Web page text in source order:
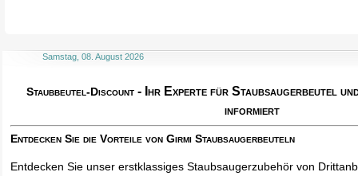
Samstag, 08. August 2026
Staubbeutel-Discount - Ihr Experte für Staubsaugerbeutel
informiert
Entdecken Sie die Vorteile von Girmi Staubsaugerbeuteln
Entdecken Sie unser erstklassiges Staubsaugerzubehör von